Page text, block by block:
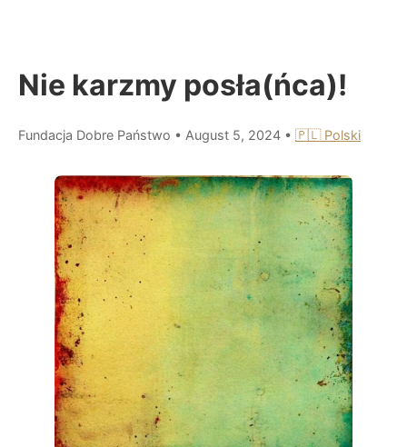
Nie karzmy posła(ńca)!
Fundacja Dobre Państwo • August 5, 2024 • 🇵🇱 Polski